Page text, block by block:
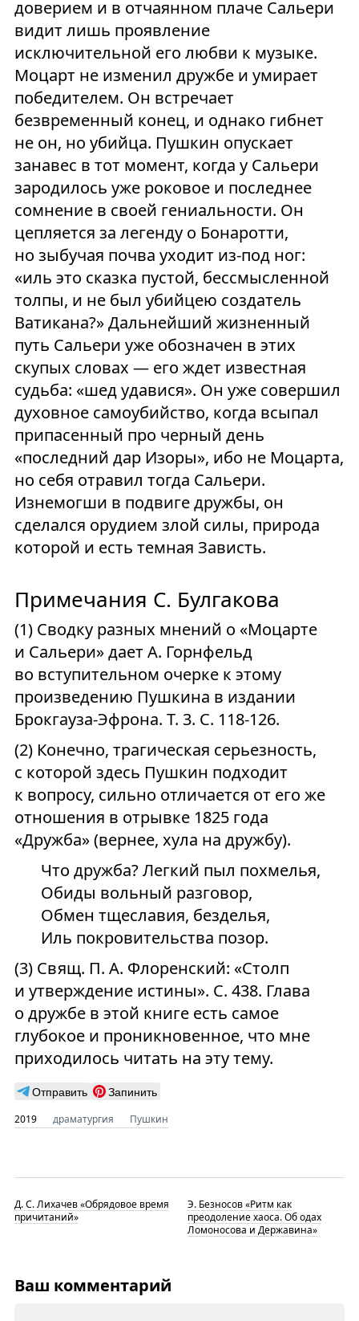
доверием и в отчаянном плаче Сальери
видит лишь проявление
исключительной его любви к музыке.
Моцарт не изменил дружбе и умирает
победителем. Он встречает
безвременный конец, и однако гибнет
не он, но убийца. Пушкин опускает
занавес в тот момент, когда у Сальери
зародилось уже роковое и последнее
сомнение в своей гениальности. Он
цепляется за легенду о Бонаротти,
но зыбучая почва уходит из-под ног:
«иль это сказка пустой, бессмысленной
толпы, и не был убийцею создатель
Ватикана?» Дальнейший жизненный
путь Сальери уже обозначен в этих
скупых словах — его ждет известная
судьба: «шед удавися». Он уже совершил
духовное самоубийство, когда всыпал
припасенный про черный день
«последний дар Изоры», ибо не Моцарта,
но себя отравил тогда Сальери.
Изнемогши в подвиге дружбы, он
сделался орудием злой силы, природа
которой и есть темная Зависть.
Примечания С. Булгакова
(1) Сводку разных мнений о «Моцарте
и Сальери» дает А. Горнфельд
во вступительном очерке к этому
произведению Пушкина в издании
Брокгауза-Эфрона. Т. 3. С. 118-126.
(2) Конечно, трагическая серьезность,
с которой здесь Пушкин подходит
к вопросу, сильно отличается от его же
отношения в отрывке 1825 года
«Дружба» (вернее, хула на дружбу).
Что дружба? Легкий пыл похмелья,
Обиды вольный разговор,
Обмен тщеславия, безделья,
Иль покровительства позор.
(3) Свящ. П. А. Флоренский: «Столп
и утверждение истины». С. 438. Глава
о дружбе в этой книге есть самое
глубокое и проникновенное, что мне
приходилось читать на эту тему.
Отправить Запинить
2019 драматургия Пушкин
Д. С. Лихачев «Обрядовое время
причитаний»
Э. Безносов «Ритм как
преодоление хаоса. Об одах
Ломоносова и Державина»
Ваш комментарий